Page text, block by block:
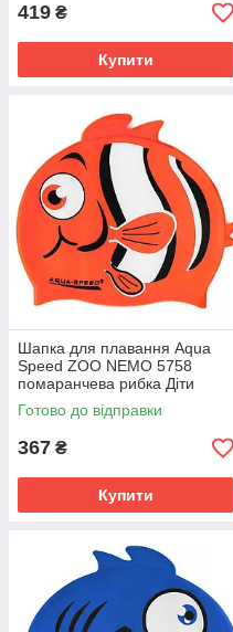
419 ₴
Купити
Шапка для плавання Aqua
Speed ZOO NEMO 5758
помаранчева рибка Діти
OSFM 115-75-nemo
Готово до відправки
367 ₴
Купити